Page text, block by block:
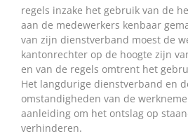
regels inzake het gebruik van de
aan de medewerkers kenbaar
van zijn dienstverband moest de
kantonrechter op de hoogte zijn
en van de regels omtrent het
Het langdurige dienstverband en
omstandigheden van de
aanleiding om het ontslag op
verhinderen.